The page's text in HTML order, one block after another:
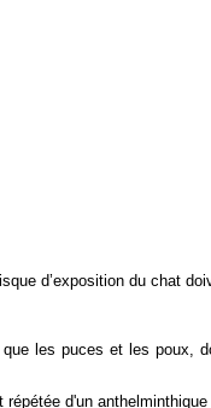
d’exposition du chat
les puces et les poux,
d'un